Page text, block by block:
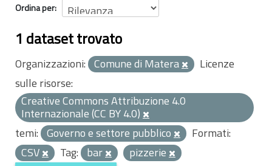
Ordina per
1 dataset trovato
Organizzazioni: Comune di Matera
Licenze
sulle risorse:
Creative Commons Attribuzione 4.0
Internazionale (CC BY 4.0)
temi: Governo e settore pubblico
Formati:
CSV
Tag: bar pizzerie